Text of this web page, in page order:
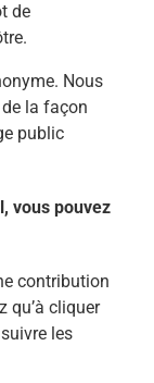
de
Nous
la façon
public
vous pouvez
contribution
qu’à cliquer
les